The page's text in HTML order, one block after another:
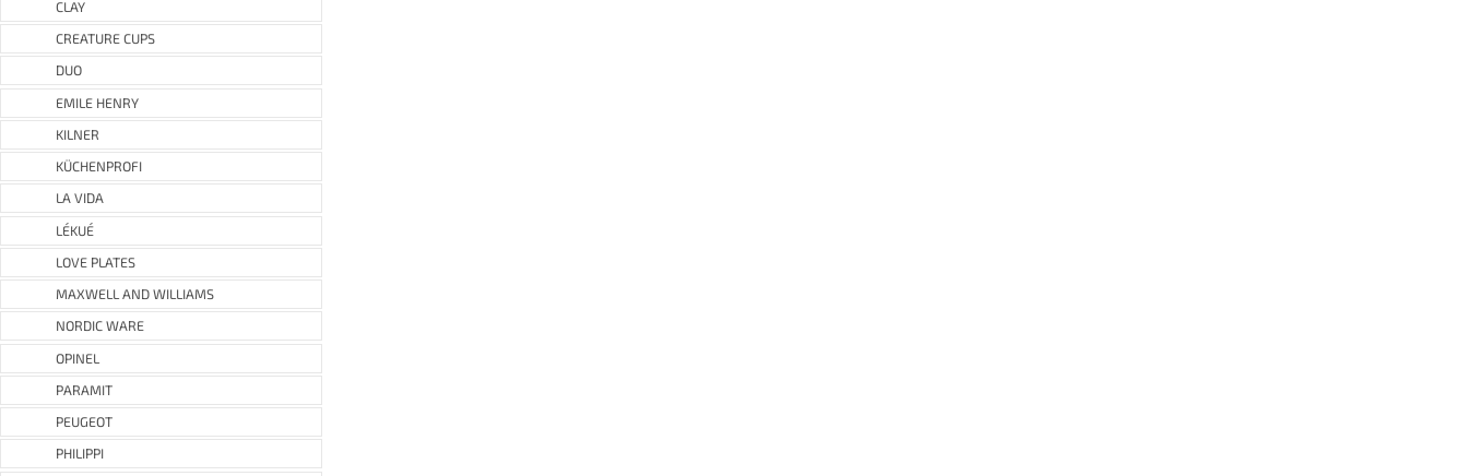
CLAY
CREATURE CUPS
DUO
EMILE HENRY
KILNER
KÜCHENPROFI
LA VIDA
LÉKUÉ
LOVE PLATES
MAXWELL AND WILLIAMS
NORDIC WARE
OPINEL
PARAMIT
PEUGEOT
PHILIPPI